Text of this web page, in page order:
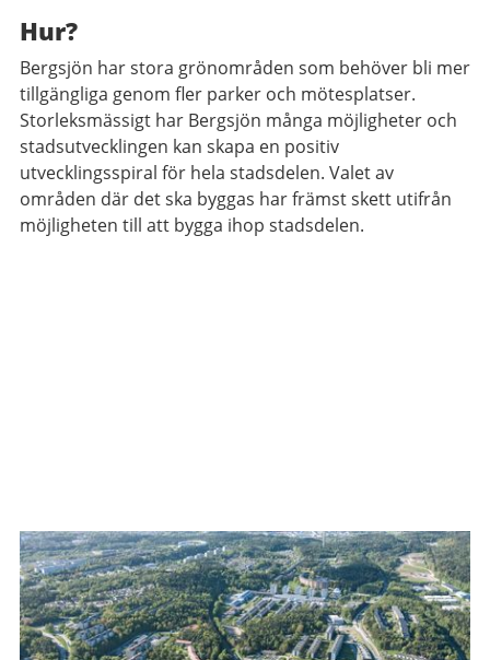
Hur?
Bergsjön har stora grönområden som behöver bli mer
tillgängliga genom fler parker och mötesplatser.
Storleksmässigt har Bergsjön många möjligheter och
stadsutvecklingen kan skapa en positiv
utvecklingsspiral för hela stadsdelen. Valet av
områden där det ska byggas har främst skett utifrån
möjligheten till att bygga ihop stadsdelen.